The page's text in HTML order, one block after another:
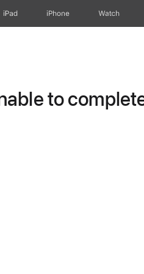
iPad iPhone Watch
to